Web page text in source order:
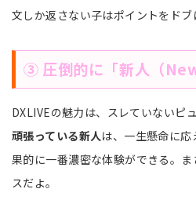
文しか返さない子はポイントをドブ
③ 圧倒的に「新人（
DXLIVEの魅力は、スレていないピ
頑張っている新人は、一生懸命に
果的に一番濃密な体験ができる。
スだよ。